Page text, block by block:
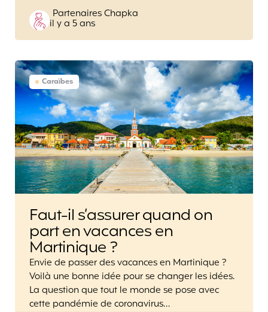
Posted
by
Partenaires Chapka
il y a 5 ans
Caraïbes
Faut-il s’assurer quand on
part en vacances en
Martinique ?
Envie de passer des vacances en Martinique ?
Voilà une bonne idée pour se changer les idées.
La question que tout le monde se pose avec
cette pandémie de coronavirus…